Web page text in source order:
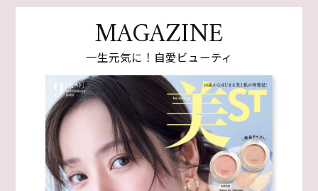
MAGAZINE
一生元気に！自愛ビューティ